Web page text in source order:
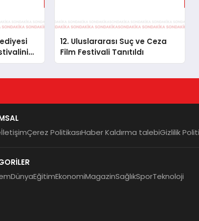
12. Uluslararası Suç ve Ceza
Film Festivali Tanıtıldı
İletişimÇerez PolitikasıHaber Kaldırma talebiGizlilik
DünyaEğitimEkonomiMagazinSağlıkSporTeknoloji